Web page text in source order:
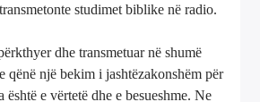
studimet biblike në radio.
dhe transmetuar në shumë
qënë një bekim i jashtëzakonshëm për
është e vërtetë dhe e besueshme. Ne